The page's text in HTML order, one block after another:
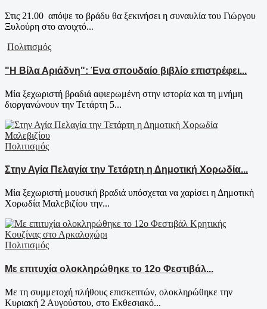
Στις 21.00 απόψε το βράδυ θα ξεκινήσει η συναυλία του Γιώργου
Ξυλούρη στο ανοιχτό...
Πολιτισμός
"Η Βίλα Αριάδνη": Ένα σπουδαίο βιβλίο επιστρέφει...
Μία ξεχωριστή βραδιά αφιερωμένη στην ιστορία και τη μνήμη
διοργανώνουν την Τετάρτη 5...
Πολιτισμός
Στην Αγία Πελαγία την Τετάρτη η Δημοτική Χορωδία...
Μία ξεχωριστή μουσική βραδιά υπόσχεται να χαρίσει η Δημοτική
Χορωδία Μαλεβιζίου την...
Πολιτισμός
Με επιτυχία ολοκληρώθηκε το 12ο Φεστιβάλ...
Με τη συμμετοχή πλήθους επισκεπτών, ολοκληρώθηκε την
Κυριακή 2 Αυγούστου, στο Εκθεσιακό...